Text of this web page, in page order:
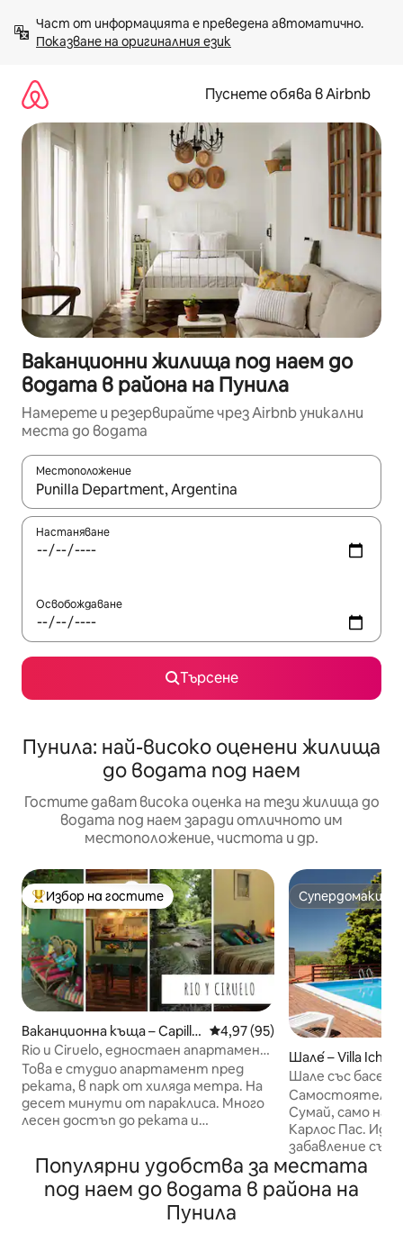
към
съдържанието
Показване на оригиналния език
Пуснете обява в Airbnb
Ваканционни жилища под наем до
водата в района на Пунила
Намерете и резервирайте чрез Airbnb уникални
места до водата
Местоположение
Когато резултатите се покажат, използвайте
Настаняване
Освобождаване
Търсене
Пунила: най-високо оценени жилища
до водата под наем
Гостите дават висока оценка на тези жилища до
водата под наем заради отличното им
местоположение, чистота и др.
Най-популярен избор на гостите
Избор на гостите
Ваканционна къща – Capilla
del Monte
Средна оценка: 4,97 от 5,
4,97 (95)
Rio и Ciruelo, едностаен апартамент
с изглед към реката
Това е студио апартамент пред
реката, в парк от хиляда метра. На
десет минути от параклиса. Много
лесен достъп до реката и
живеем наблизо за всичко, от което
може да се нуждаете. Разполага с
добре оборудвана кухня, климатик,
Wi - Fi, телевизор с Android,
хладилник, кухня с фурна, газова
Супердомакин
Супердомакин
Шале́ – Villa Icho
Шале със
барбекю + пред
Сумай, само на
Карлос Пас. Идеално за отдих или
забавление със
за ☀️ плуване на
към планината
ноември до април) 🛏 3-
Популярни удобства за местата
под наем до водата в района на
Пунила